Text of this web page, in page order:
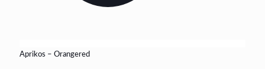
Aprikos – Orangered